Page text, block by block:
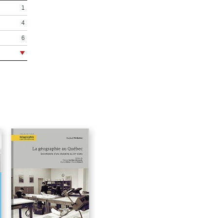
1
4
6
9
161
225
253
258